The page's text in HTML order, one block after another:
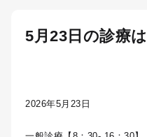
5月23日の診療は
2026年5月23日